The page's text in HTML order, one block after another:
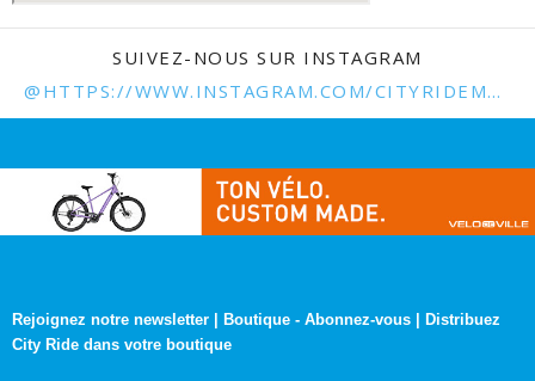
SUIVEZ-NOUS SUR INSTAGRAM
@HTTPS://WWW.INSTAGRAM.COM/CITYRIDEMAG.FR/
Rejoignez notre newsletter Boutique - Abonnez-vous
Distribuez
City Ride dans votre boutique